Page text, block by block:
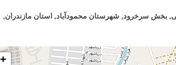
بخش سرخرود, شهرستان محمودآباد, استان مازندران,
+